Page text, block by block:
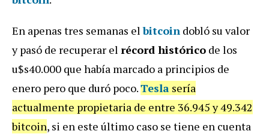
En apenas tres semanas elbitcoin dobló su valor
y pasó de recuperar el récord histórico de los
u$s40.000 que había marcado a principios de
enero pero que duró poco.Tesla sería
actualmente propietaria de entre 36.945 y 49.342
bitcoin, si en este último caso se tiene en cuenta